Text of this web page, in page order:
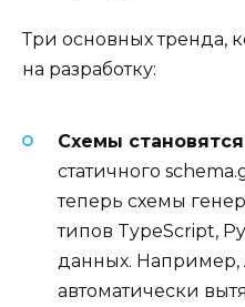
Три основных тренда,
на разработку:
Схемы
статичного
теперь схемы
типов TypeScript,
данных. Например,
автоматически